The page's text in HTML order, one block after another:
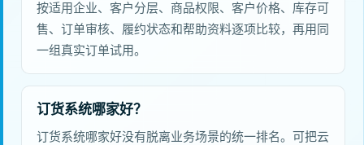
按适用企业、客户分层、商品权限、客户价格、库存可
售、订单审核、履约状态和帮助资料逐项比较，再用同
一组真实订单试用。
订货系统哪家好？
订货系统哪家好没有脱离业务场景的统一排名。可把云